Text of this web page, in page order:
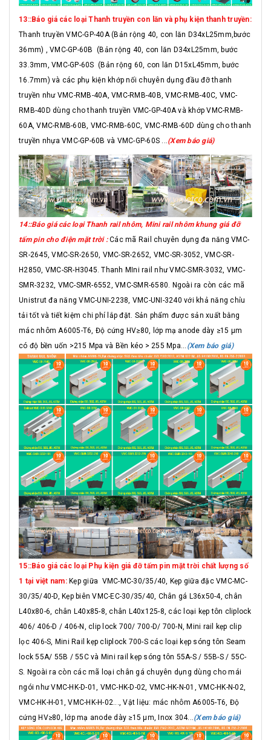
13::Báo giá các loại Thanh truyền con lăn và phụ kiện thanh truyền:
Thanh truyền VMC-GP-40A (Bản rộng 40, con lăn D34xL25mm,bước
36mm) , VMC-GP-60B (Bản rộng 40, con lăn D34xL25mm, bước
33.3mm, VMC-GP-60S (Bản rộng 60, con lăn D15xL45mm, bước
16.7mm) và các phụ kiện khớp nối chuyên dụng đầu đỡ thanh
truyền như VMC-RMB-40A, VMC-RMB-40B, VMC-RMB-40C, VMC-
RMB-40D dùng cho thanh truyền VMC-GP-40A và khớp VMC-RMB-
60A, VMC-RMB-60B, VMC-RMB-60C, VMC-RMB-60D dùng cho thanh
truyền nhựa VMC-GP-60B và VMC-GP-60S ... (Xem báo giá)
14::Báo giá các loại Thanh rail nhôm, Mini rail nhôm khung giá đỡ
tấm pin cho điện mặt trời :Các mã Rail chuyên dụng đa năng VMC-
SR-2645, VMC-SR-2650, VMC-SR-2652, VMC-SR-3052, VMC-SR-
H2850, VMC-SR-H3045. Thanh MIni rail như VMC-SMR-3032, VMC-
SMR-3232, VMC-SMR-6552, VMC-SMR-6580. Ngoài ra còn các mã
Unistrut đa năng VMC-UNI-2238, VMC-UNI-3240 với khả năng chỉu
tải tốt và tiết kiệm chi phí lắp đặt. Sản phẩm được sản xuất bằng
mác nhôm A6005-T6, Độ cứng HV≥80, lớp mạ anode dày ≥15 μm
có độ bền uốn >215 Mpa và Bền kéo > 255 Mpa...
(Xem báo giá)
15::Báo giá các loại Phụ kiện giá đỡ tấm pin mặt trời chất lượng số
1 tại việt nam: Kẹp giữa VMC-MC-30/35/40, Kẹp giữa đặc VMC-MC-
30/35/40-D, Kẹp biên VMC-EC-30/35/40, Chân gá L36x50-4, chân
L40x80-6, chân L40x85-8, chân L40x125-8, các loại kẹp tôn cliplock
406/ 406-D / 406-N, clip lock 700/ 700-D/ 700-N, Mini rail kẹp clip
lọc 406-S, Mini Rail kẹp cliplock 700-S các loại kẹp sóng tôn Seam
lock 55A/ 55B / 55C và Mini rail kẹp sóng tôn 55A-S / 55B-S / 55C-
S. Ngoài ra còn các mã loại chân gá chuyên dụng dùng cho mái
ngói như VMC-HK-D-01, VMC-HK-D-02, VMC-HK-N-01, VMC-HK-N-02,
VMC-HK-H-01, VMC-HK-H-02..., Vật liệu: mác nhôm A6005-T6, Độ
cứng HV≥80, lớp mạ anode dày ≥15 μm, Inox 304... (Xem báo giá)